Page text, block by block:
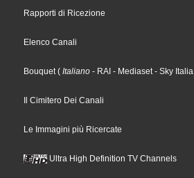
Rapporti di Ricezione
Elenco Canali
Bouquet( Italiano - RAI - Mediaset- Sky Italia
Il Cimitero Dei Canali
Le Immagini più Ricercate
Ultra High Definition TV Channels